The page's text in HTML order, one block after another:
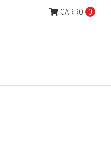
CARRO 0